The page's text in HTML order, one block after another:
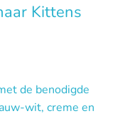
Kittens
de benodigde
wit, creme en